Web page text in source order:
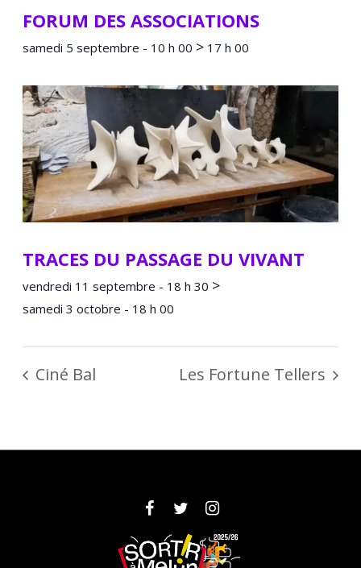
FORUM DES ASSOCIATIONS
samedi 5 septembre - 10 h 00 > 17 h 00
TRACES DU PASSAGE DU VIVANT
vendredi 11 septembre - 18 h 30 >
samedi 3 octobre - 18 h 00
Ciné Bal Les Fortune Tellers